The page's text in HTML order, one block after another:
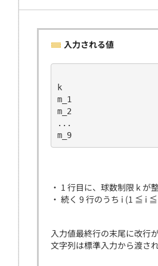
入力される値
k
m_1
m_2
...
m_9
・ 1 行目に、球数制限 k が
・ 続く 9 行のうち i (1 ≦ i
入力値最終行の末尾に改行
文字列は標準入力から渡され